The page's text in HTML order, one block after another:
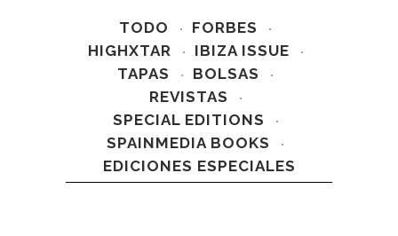
TODO
FORBES
HIGHXTAR
IBIZA ISSUE
TAPAS
BOLSAS
REVISTAS
SPECIAL EDITIONS
SPAINMEDIA BOOKS
EDICIONES ESPECIALES